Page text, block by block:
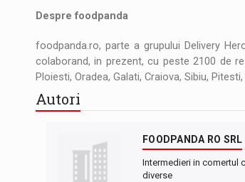
Despre foodpanda
foodpanda.ro, parte a grupului Delivery
colaborand, in prezent, cu peste 2100 de
Ploiesti, Oradea, Galati, Craiova, Sibiu,
Autori
FOODPANDA RO SRL
Intermedieri in comertul
diverse